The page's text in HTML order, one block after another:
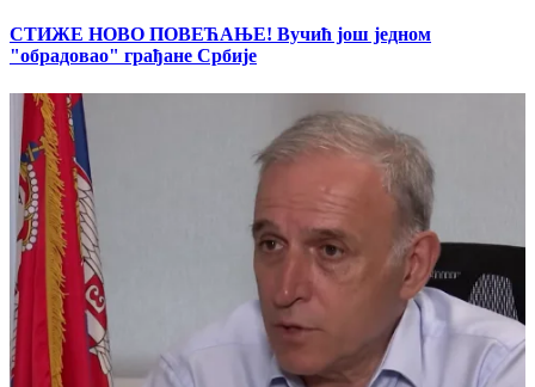
СТИЖЕ НОВО ПОВЕЋАЊЕ! Вучић још једном
"обрадовао" грађане Србије